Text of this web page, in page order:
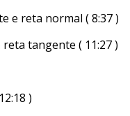
e reta normal ( 8:37 )
reta tangente ( 11:27 )
)